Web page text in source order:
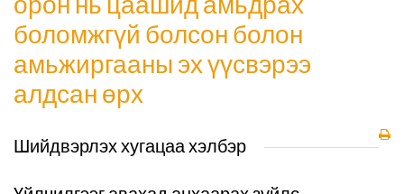
боломжгүй болсон болон
амьжиргааны эх үүсвэрээ
алдсан өрх
Шийдвэрлэх хугацаа хэлбэр